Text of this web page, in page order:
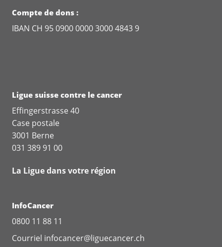
Compte de dons :
IBAN CH 95 0900 0000 3000 4843 9
Ligue suisse contre le cancer
Effingerstrasse 40
Case postale
3001 Berne
031 389 91 00
La Ligue dans votre région
InfoCancer
0800 11 88 11
Courriel infocancer@liguecancer.ch